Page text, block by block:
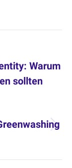
Warum
sollten